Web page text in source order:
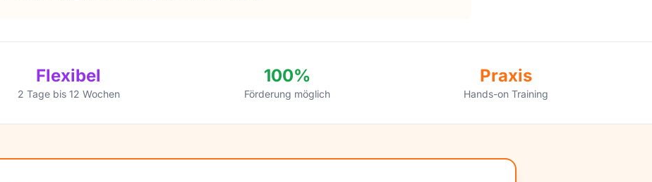
Flexibel
2 Tage bis 12 Wochen
100%
Förderung möglich
Praxis
Hands-on Training